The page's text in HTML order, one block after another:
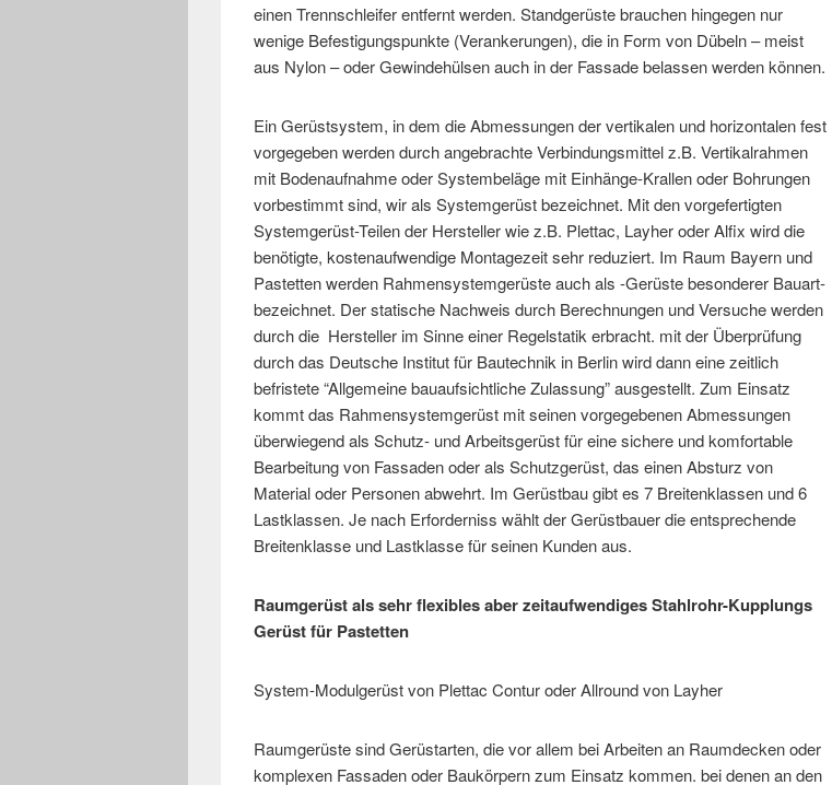
einen Trennschleifer entfernt werden. Standgerüste brauchen hingegen nur
wenige Befestigungspunkte (Verankerungen), die in Form von Dübeln – meist
aus Nylon – oder Gewindehülsen auch in der Fassade belassen werden können.
Ein Gerüstsystem, in dem die Abmessungen der vertikalen und horizontalen fest
vorgegeben werden durch angebrachte Verbindungsmittel z.B. Vertikalrahmen
mit Bodenaufnahme oder Systembeläge mit Einhänge-Krallen oder Bohrungen
vorbestimmt sind, wir als Systemgerüst bezeichnet. Mit den vorgefertigten
Systemgerüst-Teilen der Hersteller wie z.B. Plettac, Layher oder Alfix wird die
benötigte, kostenaufwendige Montagezeit sehr reduziert. Im Raum Bayern und
Pastetten werden Rahmensystemgerüste auch als -Gerüste besonderer Bauart-
bezeichnet. Der statische Nachweis durch Berechnungen und Versuche werden
durch die Hersteller im Sinne einer Regelstatik erbracht. mit der Überprüfung
durch das Deutsche Institut für Bautechnik in Berlin wird dann eine zeitlich
befristete “Allgemeine bauaufsichtliche Zulassung” ausgestellt. Zum Einsatz
kommt das Rahmensystemgerüst mit seinen vorgegebenen Abmessungen
überwiegend als Schutz- und Arbeitsgerüst für eine sichere und komfortable
Bearbeitung von Fassaden oder als Schutzgerüst, das einen Absturz von
Material oder Personen abwehrt. Im Gerüstbau gibt es 7 Breitenklassen und 6
Lastklassen. Je nach Erforderniss wählt der Gerüstbauer die entsprechende
Breitenklasse und Lastklasse für seinen Kunden aus.
Raumgerüst als sehr flexibles aber zeitaufwendiges Stahlrohr-Kupplungs
Gerüst für Pastetten
System-Modulgerüst von Plettac Contur oder Allround von Layher
Raumgerüste sind Gerüstarten, die vor allem bei Arbeiten an Raumdecken oder
komplexen Fassaden oder Baukörpern zum Einsatz kommen. bei denen an den